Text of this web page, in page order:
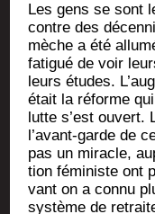
Les gens se sont
contre des
mèche a été
fati­gué de voir
leurs études.
était la réforme
lutte s’est ouvert.
l’avant-garde de
pas un miracle,
tion fémi­niste ont
vant on a connu
sys­tème de